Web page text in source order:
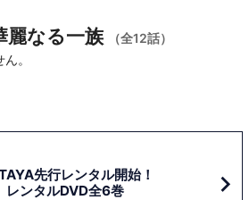
なる一族
（全12話）
。
先行レンタル開始！
ンタルDVD全6巻